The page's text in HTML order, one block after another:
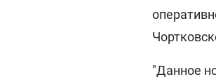
"Данное